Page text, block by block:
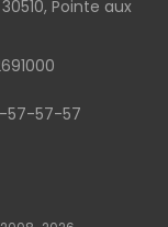
Pointe aux
57-57-57